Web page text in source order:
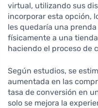
virtual, utilizando sus
incorporar esta opción,
les quedaría una
físicamente a una
haciendo el proceso de
Según estudios, se
aumentada en las
tasa de conversión en
solo se mejora la